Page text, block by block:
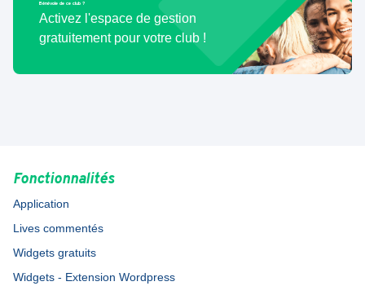
Bénévole de ce club ?
Activez l'espace de gestion
gratuitement pour votre club !
Fonctionnalités
Application
Lives commentés
Widgets gratuits
Widgets - Extension Wordpress